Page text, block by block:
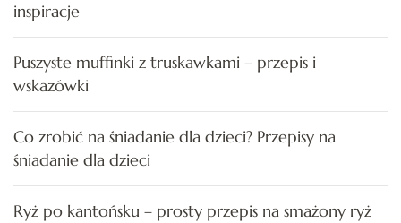
inspiracje
Puszyste muffinki z truskawkami – przepis i
wskazówki
Co zrobić na śniadanie dla dzieci? Przepisy na
śniadanie dla dzieci
Ryż po kantońsku – prosty przepis na smażony ryż